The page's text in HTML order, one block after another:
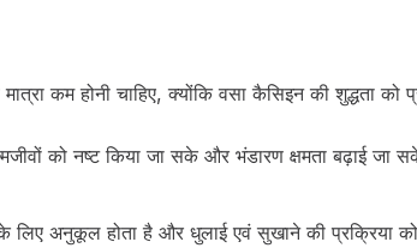
कम होनी चाहिए, क्योंकि वसा कैसिइन की शुद्धता को
को नष्ट किया जा सके और भंडारण क्षमता बढ़ाई जा
अनुकूल होता है और धुलाई एवं सुखाने की प्रक्रिया